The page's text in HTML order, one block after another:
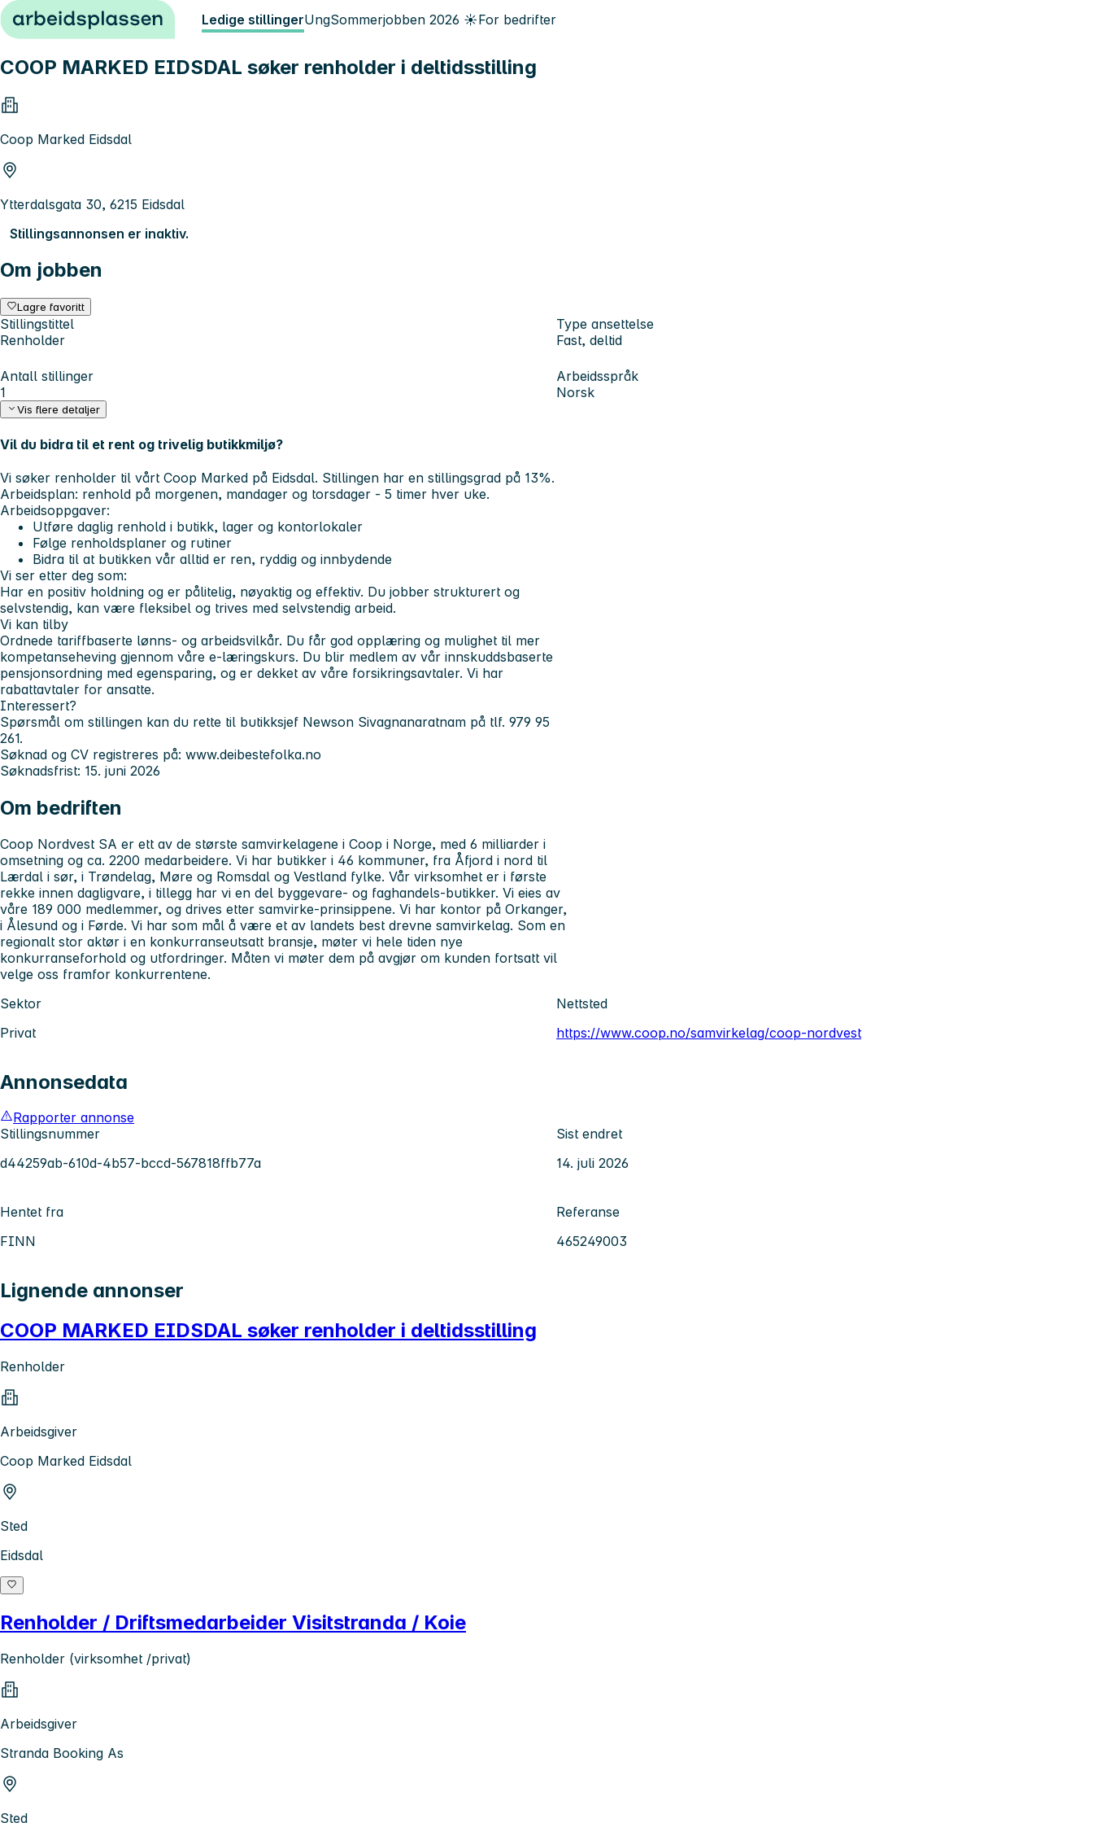
Hopp til innhold Ledige stillingerUngSommerjobben 2026 ☀️For bedrifter
COOP MARKED EIDSDAL søker renholder i deltidsstilling
Coop Marked Eidsdal
Ytterdalsgata 30, 6215 Eidsdal
Stillingsannonsen er inaktiv.
Om jobben
Lagre favoritt
Stillingstittel
Renholder
Type ansettelse
Fast, deltid
Antall stillinger
1
Arbeidsspråk
Norsk
Vis flere detaljer
Vil du bidra til et rent og trivelig butikkmiljø?
Vi søker renholder til vårt Coop Marked på Eidsdal. Stillingen har en stillingsgrad på 13%.
Arbeidsplan: renhold på morgenen, mandager og torsdager - 5 timer hver uke.
Arbeidsoppgaver:
Utføre daglig renhold i butikk, lager og kontorlokaler
Følge renholdsplaner og rutiner
Bidra til at butikken vår alltid er ren, ryddig og innbydende
Vi ser etter deg som:
Har en positiv holdning og er pålitelig, nøyaktig og effektiv. Du jobber strukturert og
selvstendig, kan være fleksibel og trives med selvstendig arbeid.
Vi kan tilby
Ordnede tariffbaserte lønns- og arbeidsvilkår. Du får god opplæring og mulighet til mer
kompetanseheving gjennom våre e-læringskurs. Du blir medlem av vår innskuddsbaserte
pensjonsordning med egensparing, og er dekket av våre forsikringsavtaler. Vi har
rabattavtaler for ansatte.
Interessert?
Spørsmål om stillingen kan du rette til butikksjef Newson Sivagnanaratnam på tlf. 979 95
261.
Søknad og CV registreres på: www.deibestefolka.no
Søknadsfrist: 15. juni 2026
Om bedriften
Coop Nordvest SA er ett av de største samvirkelagene i Coop i Norge, med 6 milliarder i
omsetning og ca. 2200 medarbeidere. Vi har butikker i 46 kommuner, fra Åfjord i nord til
Lærdal i sør, i Trøndelag, Møre og Romsdal og Vestland fylke. Vår virksomhet er i første
rekke innen dagligvare, i tillegg har vi en del byggevare- og faghandels-butikker. Vi eies av
våre 189 000 medlemmer, og drives etter samvirke-prinsippene. Vi har kontor på Orkanger,
i Ålesund og i Førde. Vi har som mål å være et av landets best drevne samvirkelag. Som en
regionalt stor aktør i en konkurranseutsatt bransje, møter vi hele tiden nye
konkurranseforhold og utfordringer. Måten vi møter dem på avgjør om kunden fortsatt vil
velge oss framfor konkurrentene.
Sektor
Privat
Nettsted
https://www.coop.no/samvirkelag/coop-nordvest
Annonsedata
Rapporter annonse
Stillingsnummer
d44259ab-610d-4b57-bccd-567818ffb77a
Sist endret
14. juli 2026
Hentet fra
FINN
Referanse
465249003
Lignende annonser
COOP MARKED EIDSDAL søker renholder i deltidsstilling
Renholder
Arbeidsgiver
Coop Marked Eidsdal
Sted
Eidsdal
Renholder / Driftsmedarbeider Visitstranda / Koie
Renholder (virksomhet /privat)
Arbeidsgiver
Stranda Booking As
Sted